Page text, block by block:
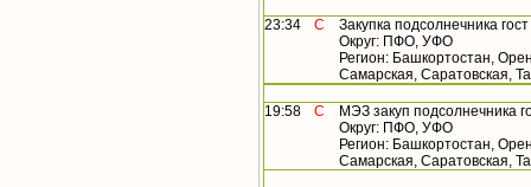
23:34 С
Закупка подсолнечника
Округ: ПФО, УФО
Регион: Башкортостан,
Самарская, Саратовская,
19:58 С
МЭЗ закуп подсолнечника
Округ: ПФО, УФО
Регион: Башкортостан,
Самарская, Саратовская,